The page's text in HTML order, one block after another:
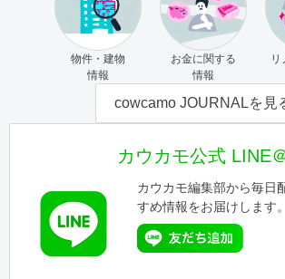
物件・建物
情報
お金に関する
情報
cowcamo JOURNALを見
カウカモ公式 LINE
カウカモ編集部から毎日
すめ情報をお届けします。